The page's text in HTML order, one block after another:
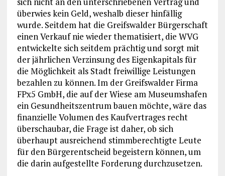
überwies kein Geld, weshalb dieser hinfällig
wurde. Seitdem hat die Greifswalder Bürgerschaft
einen Verkauf nie wieder thematisiert, die WVG
entwickelte sich seitdem prächtig und sorgt mit
der jährlichen Verzinsung des Eigenkapitals für
die Möglichkeit als Stadt freiwillige Leistungen
bezahlen zu können. Im der Greifswalder Firma
FPx5 GmbH, die auf der Wiese am Museumshafen
ein Gesundheitszentrum bauen möchte, wäre das
finanzielle Volumen des Kaufvertrages recht
überschaubar, die Frage ist daher, ob sich
überhaupt ausreichend stimmberechtigte Leute
für den Bürgerentscheid begeistern können, um
die darin aufgestellte Forderung durchzusetzen.